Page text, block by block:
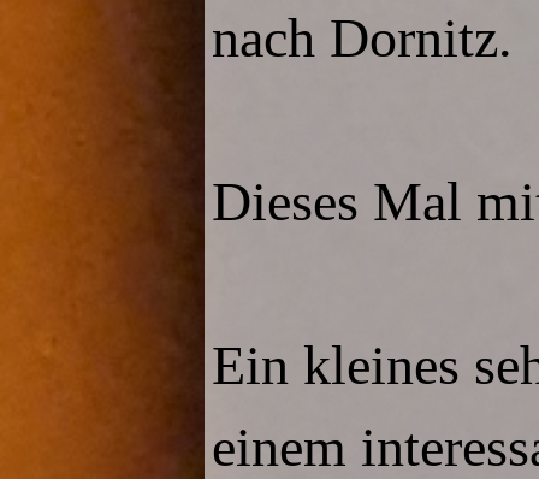
nach Dornitz.
Dieses Mal
Ein kleines
einem